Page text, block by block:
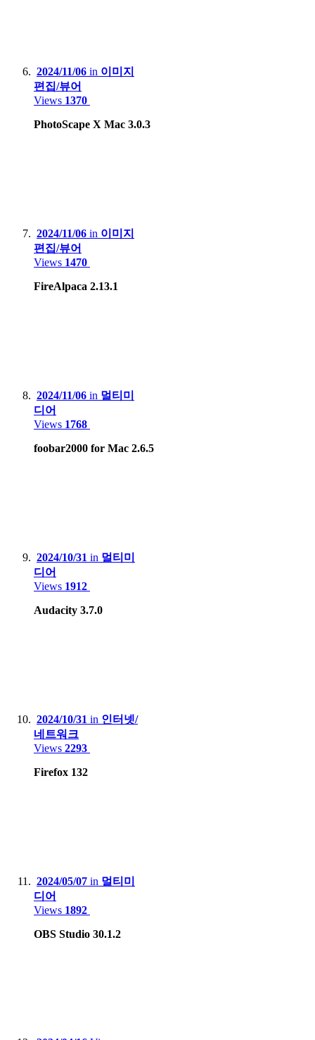
2024/11/06 in 이미지
편집/뷰어
Views 1370
PhotoScape X Mac 3.0.3
2024/11/06 in 이미지
편집/뷰어
Views 1470
FireAlpaca 2.13.1
2024/11/06 in 멀티미
디어
Views 1768
foobar2000 for Mac 2.6.5
2024/10/31 in 멀티미
디어
Views 1912
Audacity 3.7.0
2024/10/31 in 인터넷/
네트워크
Views 2293
Firefox 132
2024/05/07 in 멀티미
디어
Views 1892
OBS Studio 30.1.2